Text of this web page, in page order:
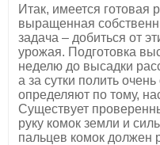
Итак, имеется готовая
выращенная
задача – добиться от
урожая. Подготовка
неделю до высадки
а за сутки полить
определяют по тому,
Существует
руку комок земли и
пальцев комок